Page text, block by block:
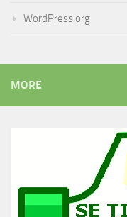
WordPress.org
MORE